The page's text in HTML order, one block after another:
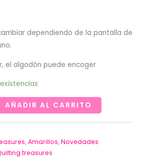
dependiendo de la pantalla de
el algodón puede encoger
AÑADIR AL CARRITO
,Amarillos,Novedades
treasures